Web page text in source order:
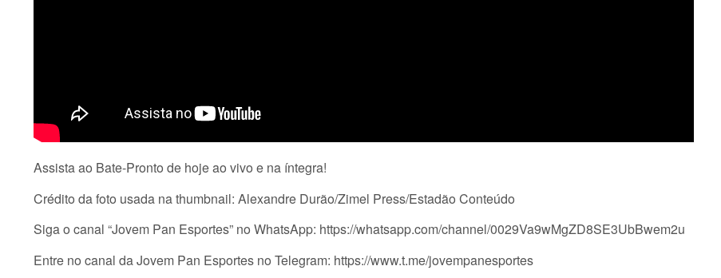
Assista ao Bate-Pronto de hoje ao vivo e na íntegra!
Crédito da foto usada na thumbnail: Alexandre Durão/Zimel Press/Estadão Conteúdo
Siga o canal “Jovem Pan Esportes” no WhatsApp: https://whatsapp.com/channel/0029Va9wMgZD8SE3UbBwem2u
Entre no canal da Jovem Pan Esportes no Telegram: https://www.t.me/jovempanesportes